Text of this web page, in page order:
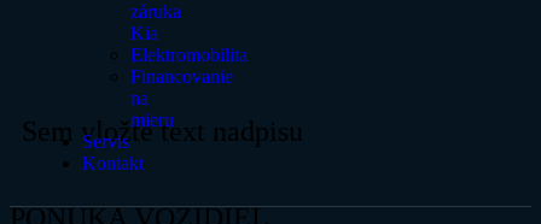
záruka
Kia
Elektromobilita
Financovanie
na
mieru
Servis
Kontakt
Sem vložte text nadpisu